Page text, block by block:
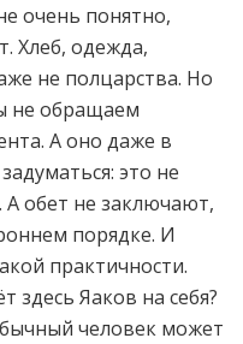
очень понятно,
Хлеб, одежда,
не полцарства. Но
не обращаем
А оно даже в
это не
А обет не заключают,
порядке. И
практичности.
здесь Яаков на себя?
человек может